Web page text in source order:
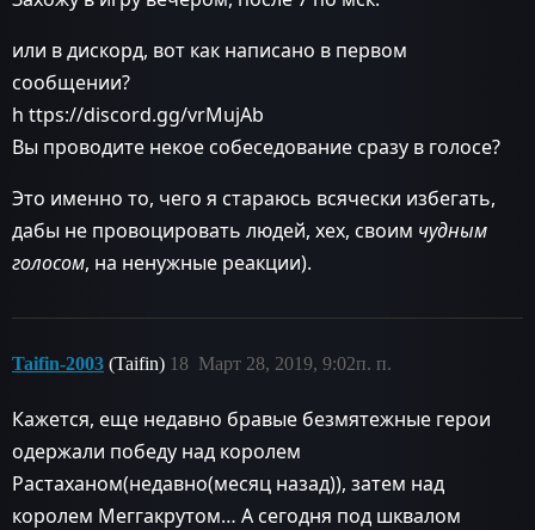
или в дискорд, вот как написано в первом
сообщении?
h ttps://discord.gg/vrMujAb
Вы проводите некое собеседование сразу в голосе?
Это именно то, чего я стараюсь всячески избегать,
дабы не провоцировать людей, хех, своим чудным
голосом, на ненужные реакции).
Taifin-2003 (Taifin) Март 28, 2019, 9:02п. п.
18
Кажется, еще недавно бравые безмятежные герои
одержали победу над королем
Растаханом(недавно(месяц назад)), затем над
королем Меггакрутом… А сегодня под шквалом